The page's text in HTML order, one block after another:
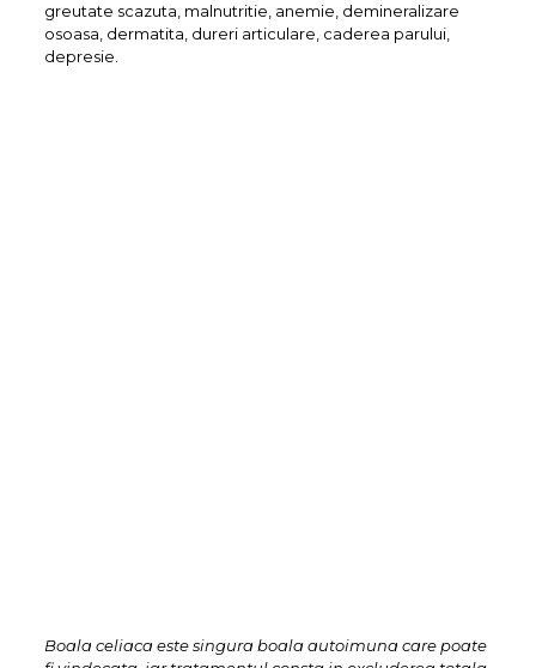
greutate scazuta, malnutritie, anemie, demineralizare
osoasa, dermatita, dureri articulare, caderea parului,
depresie.
Boala celiaca este singura boala autoimuna care poate